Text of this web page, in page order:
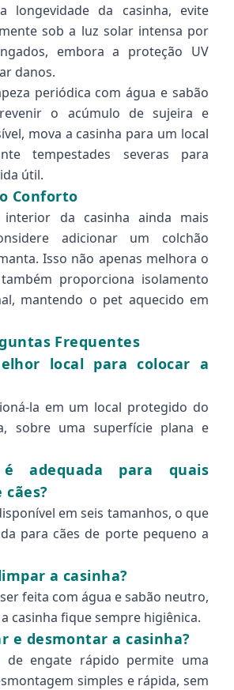
longevidade da casinha, evite
sob a luz solar intensa por
embora a proteção UV
danos.
periódica com água e sabão
o acúmulo de sujeira e
mova a casinha para um local
tempestades severas para
útil.
Conforto
da casinha ainda mais
adicionar um colchão
Isso não apenas melhora o
proporciona isolamento
mantendo o pet aquecido em
Frequentes
local para colocar a
la em um local protegido do
sobre uma superfície plana e
adequada para quais
em seis tamanhos, o que
para cães de porte pequeno a
a casinha?
feita com água e sabão neutro,
casinha fique sempre higiênica.
e desmontar a casinha?
de engate rápido permite uma
simples e rápida, sem